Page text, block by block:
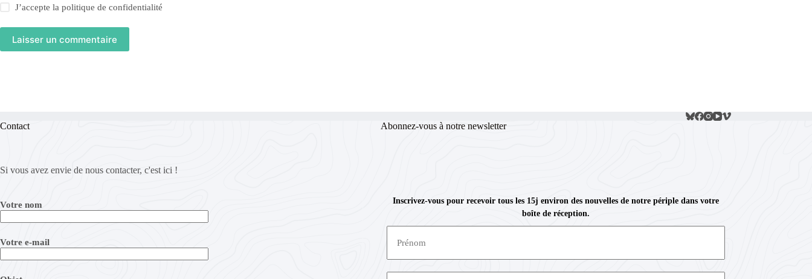
J’accepte lapolitique de confidentialité
Laisser un commentaire
Contact
Si vous avez envie de nous contacter, c'est ici !
Votre nom
Votre e-mail
Abonnez-vous à notre newsletter
Inscrivez-vous pour recevoir tous les 15j environ des nouvelles de notre périple dans votre
boîte de réception.